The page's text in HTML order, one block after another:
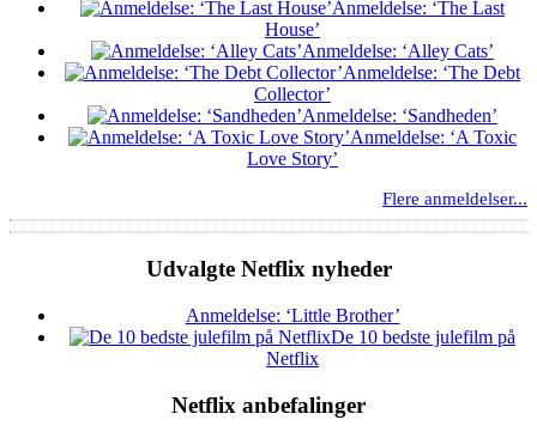
Anmeldelse: ‘The Last
House’
Anmeldelse: ‘Alley Cats’
Anmeldelse: ‘The Debt
Collector’
Anmeldelse: ‘Sandheden’
Anmeldelse: ‘A Toxic
Love Story’
Flere anmeldelser...
Udvalgte Netflix nyheder
Anmeldelse: ‘Little Brother’
De 10 bedste julefilm på
Netflix
Netflix anbefalinger